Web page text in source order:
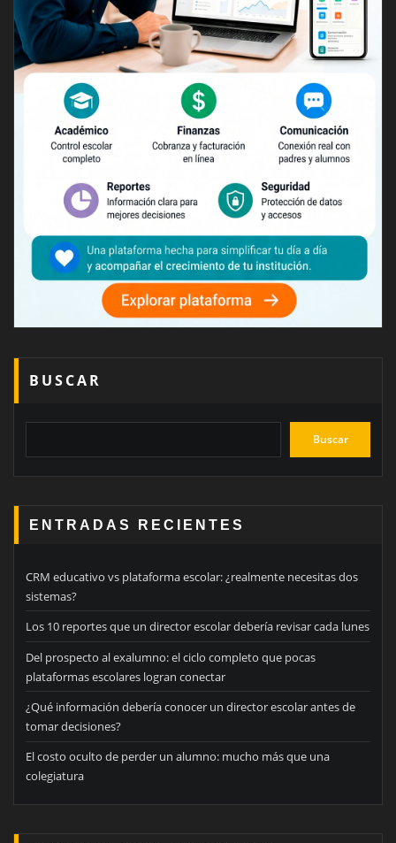
BUSCAR
Buscar
ENTRADAS RECIENTES
CRM educativo vs plataforma escolar: ¿realmente necesitas dos
sistemas?
Los 10 reportes que un director escolar debería revisar cada lunes
Del prospecto al exalumno: el ciclo completo que pocas
plataformas escolares logran conectar
¿Qué información debería conocer un director escolar antes de
tomar decisiones?
El costo oculto de perder un alumno: mucho más que una
colegiatura